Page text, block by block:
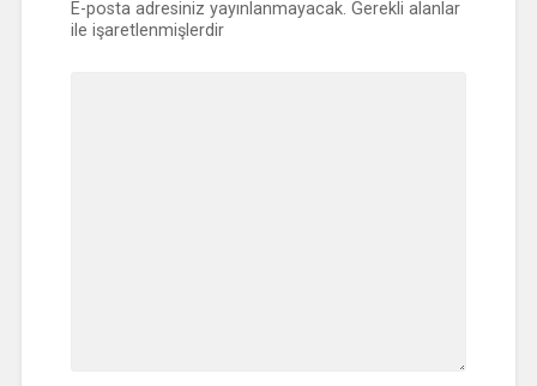
E-posta adresiniz yayınlanmayacak. Gerekli alanlar
ile işaretlenmişlerdir